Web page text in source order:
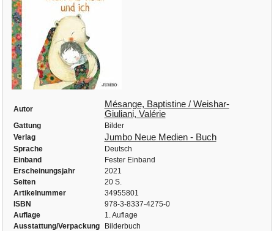
Autor
Mésange, Baptistine / Weishar-
Giuliani, Valérie
Gattung
Bilder
Verlag
Jumbo Neue Medien - Buch
Sprache
Deutsch
Einband
Fester Einband
Erscheinungsjahr
2021
Seiten
20 S.
Artikelnummer
34955801
ISBN
978-3-8337-4275-0
Auflage
1. Auflage
Ausstattung/Verpackung
Bilderbuch